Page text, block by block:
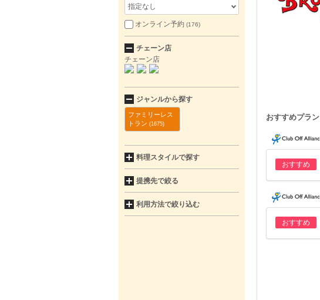
おすすめプラン
おすすめ
おすすめ
指定なし
オンライン予約 (176)
チェーン店
チェーン店
ジャンルから探す
ファミリーレス
トラン (1675)
料理スタイルで探す
提携先で絞る
利用方法で絞り込む